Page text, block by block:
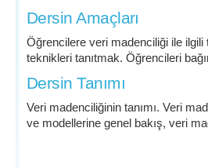
Dersin Amaçları
Öğrencilere veri madenciliği ile ilgili
teknikleri tanıtmak. Öğrencileri
Dersin Tanımı
Veri madenciliğinin tanımı. Veri
ve modellerine genel bakış, veri